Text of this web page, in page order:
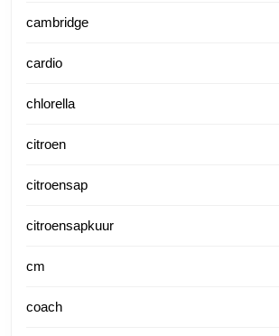
cambridge
cardio
chlorella
citroen
citroensap
citroensapkuur
cm
coach